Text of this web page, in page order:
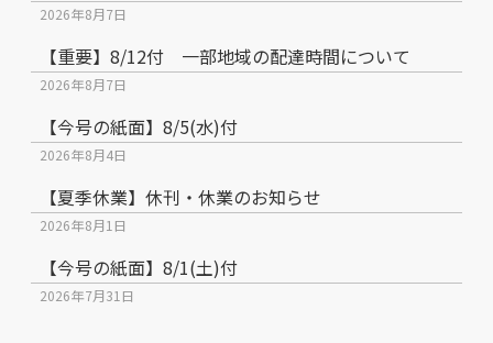
2026年8月7日
【重要】8/12付 一部地域の配達時間について
2026年8月7日
【今号の紙面】8/5(水)付
2026年8月4日
【夏季休業】休刊・休業のお知らせ
2026年8月1日
【今号の紙面】8/1(土)付
2026年7月31日